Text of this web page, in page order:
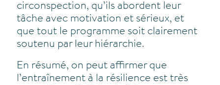
circonspection, qu’ils abordent leur
tâche avec motivation et sérieux, et
que tout le programme soit clairement
soutenu par leur hiérarchie.
En résumé, on peut affirmer que
l’entraînement à la résilience est très